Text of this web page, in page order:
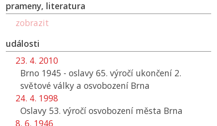
prameny, literatura
zobrazit
události
23. 4. 2010
Brno 1945 - oslavy 65. výročí ukončení 2.
světové války a osvobození Brna
24. 4. 1998
Oslavy 53. výročí osvobození města Brna
8. 6. 1946